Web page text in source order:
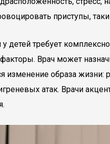
приступы,
детей требует
Врач может
изменение образа жизни:
атак. Врачи